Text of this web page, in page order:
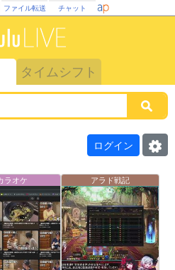
ファイル転送 チャット
タイムシフト
ログイン
ラオケ アラド戦記